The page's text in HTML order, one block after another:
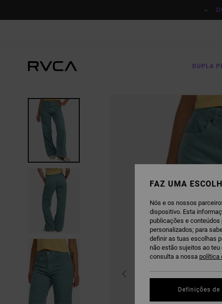
DUPLA
FAZ UMA
Nós e os nossos
dispositivo. Esta
publicações e conteúdos
personalizados; para
definir as tuas escolhas
não estão sujeitos ao
consulta a nossa política
Definições de